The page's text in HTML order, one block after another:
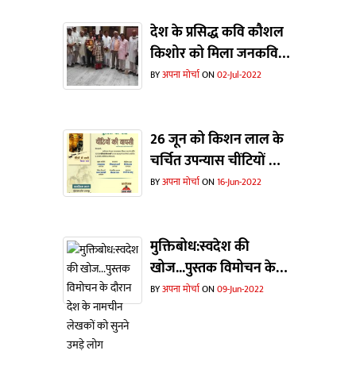
देश के प्रसिद्ध कवि कौशल
किशोर को मिला जनकवि
केदारनाथ अग्रवाल सम्मान
BYअपना मोर्चाON02-Jul-2022
26 जून को किशन लाल के
चर्चित उपन्यास चींटियों की
वापसी पर चर्चा
BYअपना मोर्चाON16-Jun-2022
मुक्तिबोध:स्वदेश की
खोज...पुस्तक विमोचन के
दौरान देश के नामचीन
BYअपना मोर्चाON09-Jun-2022